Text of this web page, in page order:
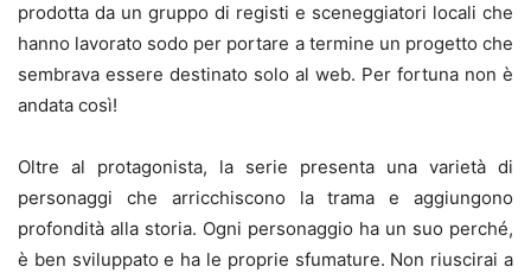
prodotta da un gruppo di registi e sceneggiatori locali che
hanno lavorato sodo per portare a termine un progetto che
sembrava essere destinato solo al web. Per fortuna non è
andata così!
Oltre al protagonista, la serie presenta una varietà di
personaggi che arricchiscono la trama e aggiungono
profondità alla storia. Ogni personaggio ha un suo perché,
è ben sviluppato e ha le proprie sfumature. Non riuscirai a